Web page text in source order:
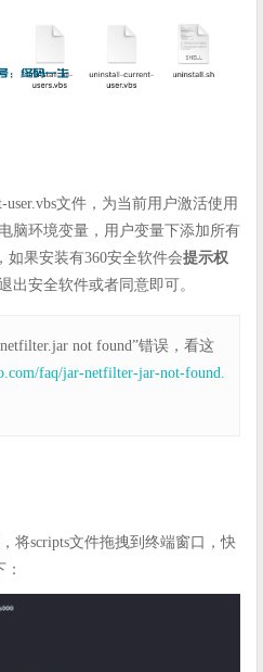
文件，为当前用户激活使用
脑环境变量，用户变量下添加所有
如果安装有360安全软件会提示权
出安全软件或者同意即可。
not found”错误，看这
faq/jar-netfilter-jar-not-found.
将scripts文件拖拽到终端窗口，快